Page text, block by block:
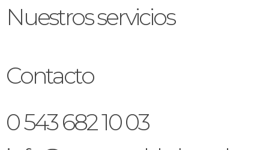
Nuestros servicios
Contacto
0 543 682 10 03